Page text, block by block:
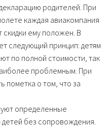
родителей. При
каждая авиакомпания
скидки ему положен. В
следующий принцип: детям
по полной стоимости, так
проблемным. При
пометка о том, что за
определенные
без сопровождения.